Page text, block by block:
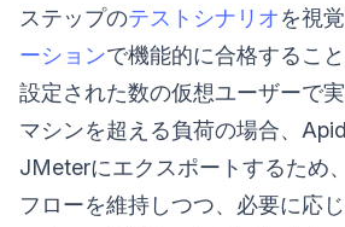
ステップのテストシナリオを視
ーションで機能的に合格するこ
設定された数の仮想ユーザーで
マシンを超える負荷の場合、
JMeterにエクスポートするため
フローを維持しつつ、必要に応